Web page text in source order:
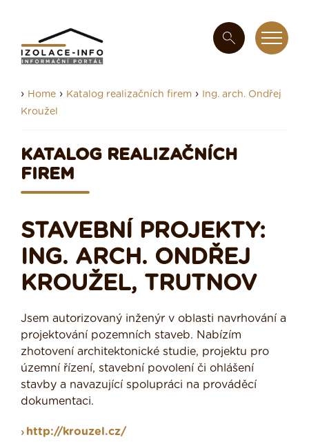
› Home › Katalog realizačních firem ›
Ing. arch. Ondřej
Kroužel
KATALOG REALIZAČNÍCH
FIREM
STAVEBNÍ PROJEKTY:
ING. ARCH. ONDŘEJ
KROUŽEL, TRUTNOV
Jsem autorizovaný inženýr v oblasti navrhování a
projektování pozemních staveb. Nabízím
zhotovení architektonické studie, projektu pro
územní řízení, stavební povolení či ohlášení
stavby a navazující spolupráci na prováděcí
dokumentaci.
http://krouzel.cz/